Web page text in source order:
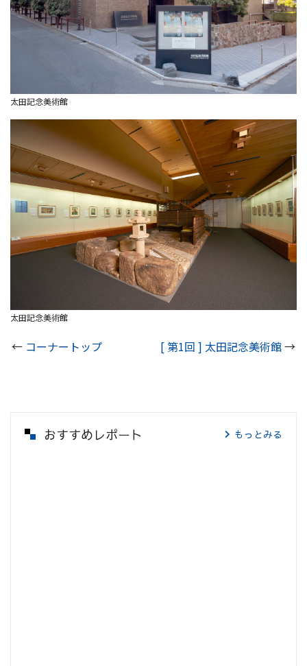
太田記念美術館
太田記念美術館
← コーナートップ [ 第1回 ] 太田記念美術館→
おすすめレポート もっとみる